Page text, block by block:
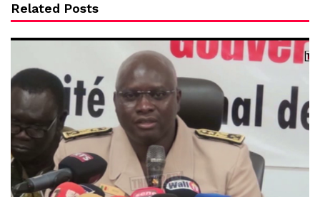
Related Posts